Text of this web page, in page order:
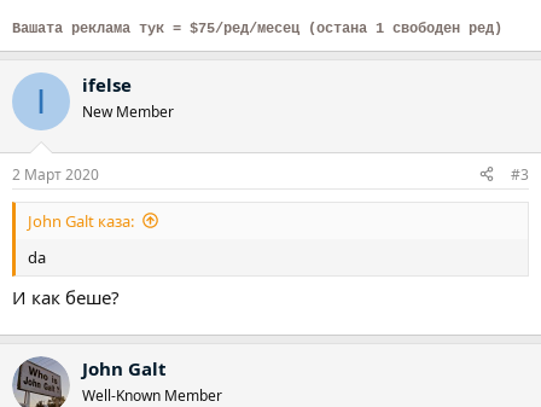
Вашата реклама тук = $75/ред/месец (остана 1 свободен ред)
I ifelse
New Member
2 Март 2020 #3
John Galt каза:
da
И как беше?
John Galt
Well-Known Member